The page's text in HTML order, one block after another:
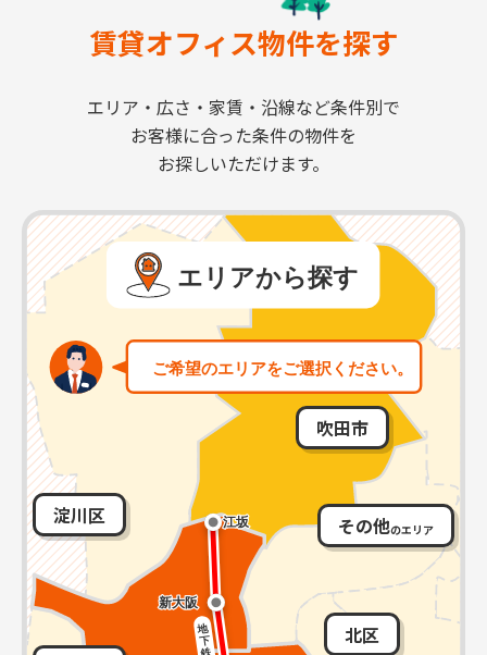
賃貸オフィス物件を探す
エリア・広さ・家賃・沿線など条件別で
お客様に合った条件の物件を
お探しいただけます。
吹田市
その他のエリア
淀川区
北区